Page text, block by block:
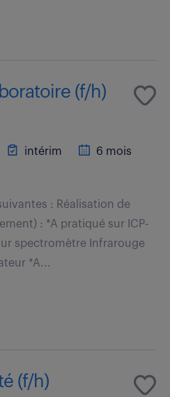
(f/h)
intérim
6 mois
: Réalisation de
: *A pratiqué sur ICP-
spectromètre Infrarouge
*A...
(f/h)